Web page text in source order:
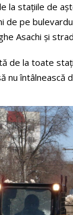
la stațiile de
de pe
Asachi și
de la toate
nu întâlnească